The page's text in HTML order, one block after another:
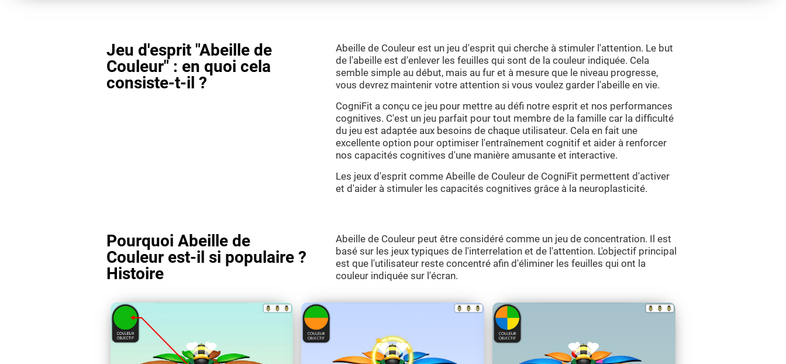
Jeu d'esprit "Abeille de
Couleur" : en quoi cela
consiste-t-il ?
Abeille de Couleur est un jeu d'esprit qui cherche à stimuler l'attention. Le but
de l'abeille est d'enlever les feuilles qui sont de la couleur indiquée. Cela
semble simple au début, mais au fur et à mesure que le niveau progresse,
vous devrez maintenir votre attention si vous voulez garder l'abeille en vie.
CogniFit a conçu ce jeu pour mettre au défi notre esprit et nos performances
cognitives. C'est un jeu parfait pour tout membre de la famille car la difficulté
du jeu est adaptée aux besoins de chaque utilisateur. Cela en fait une
excellente option pour optimiser l'entraînement cognitif et aider à renforcer
nos capacités cognitives d'une manière amusante et interactive.
Les jeux d'esprit comme Abeille de Couleur de CogniFit permettent d'activer
et d'aider à stimuler les capacités cognitives grâce à la neuroplasticité.
Pourquoi Abeille de
Couleur est-il si populaire ?
Histoire
Abeille de Couleur peut être considéré comme un jeu de concentration. Il est
basé sur les jeux typiques de l'interrelation et de l'attention. L'objectif principal
est que l'utilisateur reste concentré afin d'éliminer les feuilles qui ont la
couleur indiquée sur l'écran.